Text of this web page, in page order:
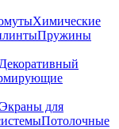
Химические
Пружины
Декоративный
Экраны для
Потолочные